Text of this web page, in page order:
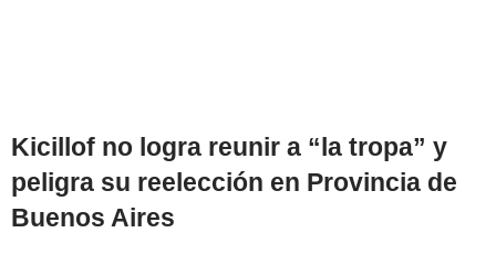
Kicillof no logra reunir a “la tropa” y
peligra su reelección en Provincia de
Buenos Aires